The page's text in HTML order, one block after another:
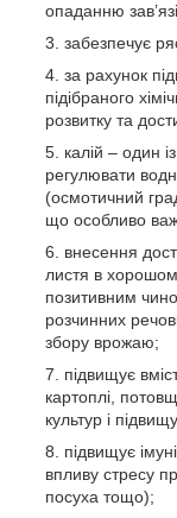
опаданню
забезпечує
за рахунок
підібраного
розвитку та
калій – один
регулювати
(осмотичний
що особливо
внесення
листя в
позитивним
розчинних
збору врожаю;
підвищує
картоплі,
культур і
підвищує
впливу стресу
посуха тощо);